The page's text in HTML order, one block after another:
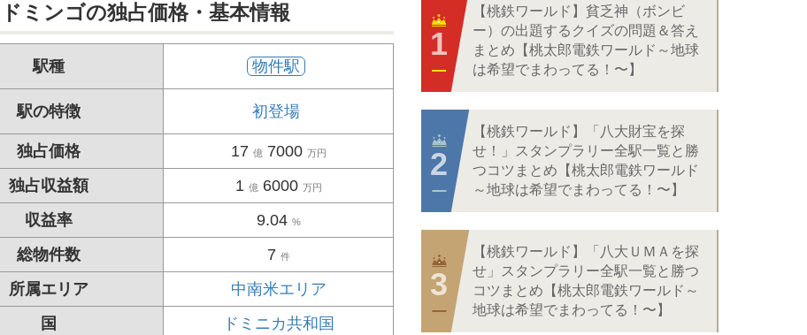
ミンゴの独占価格・基本情報
駅種 物件駅
駅の特徴 初登場
独占価格 17 億 7000 万円
独占収益額 1 億 6000 万円
収益率 9.04 %
総物件数 7 件
所属エリア
中南米エリア
国
ドミニカ共和国
【桃鉄ワールド】貧乏神（ボンビ
ー）の出題するクイズの問題＆答え
まとめ【桃太郎電鉄ワールド～地球
は希望でまわってる！〜】
【桃鉄ワールド】「八大財宝を探
せ！」スタンプラリー全駅一覧と勝
つコツまとめ【桃太郎電鉄ワールド
～地球は希望でまわってる！〜】
【桃鉄ワールド】「八大ＵＭＡを探
せ」スタンプラリー全駅一覧と勝つ
コツまとめ【桃太郎電鉄ワールド～
地球は希望でまわってる！〜】